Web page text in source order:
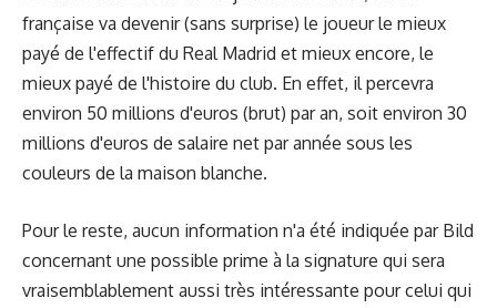
française va devenir (sans surprise) le joueur le mieux
payé de l'effectif du Real Madrid et mieux encore, le
mieux payé de l'histoire du club. En effet, il percevra
environ 50 millions d'euros (brut) par an, soit environ 30
millions d'euros de salaire net par année sous les
couleurs de la maison blanche.
Pour le reste, aucun information n'a été indiquée par Bild
concernant une possible prime à la signature qui sera
vraisemblablement aussi très intéressante pour celui qui